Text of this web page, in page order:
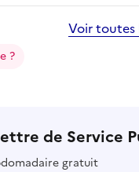
Voir toutes
?
de Service
gratuit